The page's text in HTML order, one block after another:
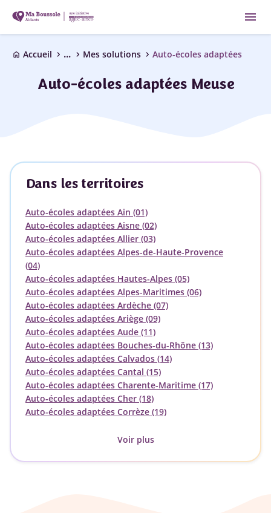
menu
home Accueil chevron_right ... chevron_right Mes solutions chevron_right Auto-écoles adaptées
Auto-écoles adaptées Meuse
Dans les territoires
Auto-écoles adaptées Ain (01)
Auto-écoles adaptées Aisne (02)
Auto-écoles adaptées Allier (03)
Auto-écoles adaptées Alpes-de-Haute-Provence
(04)
Auto-écoles adaptées Hautes-Alpes (05)
Auto-écoles adaptées Alpes-Maritimes (06)
Auto-écoles adaptées Ardèche (07)
Auto-écoles adaptées Ariège (09)
Auto-écoles adaptées Aude (11)
Auto-écoles adaptées Bouches-du-Rhône (13)
Auto-écoles adaptées Calvados (14)
Auto-écoles adaptées Cantal (15)
Auto-écoles adaptées Charente-Maritime (17)
Auto-écoles adaptées Cher (18)
Auto-écoles adaptées Corrèze (19)
Voir plus